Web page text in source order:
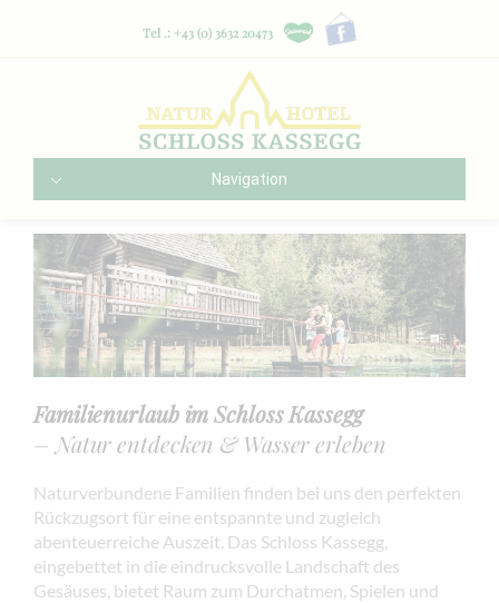
Tel .: +43 (0) 3632 20473
Navigation
Familienurlaub im Schloss Kassegg
– Natur entdecken & Wasser erleben
Naturverbundene Familien finden bei uns den perfekten
Rückzugsort für eine entspannte und zugleich
abenteuerreiche Auszeit. Das Schloss Kassegg,
eingebettet in die eindrucksvolle Landschaft des
Gesäuses, bietet Raum zum Durchatmen, Spielen und